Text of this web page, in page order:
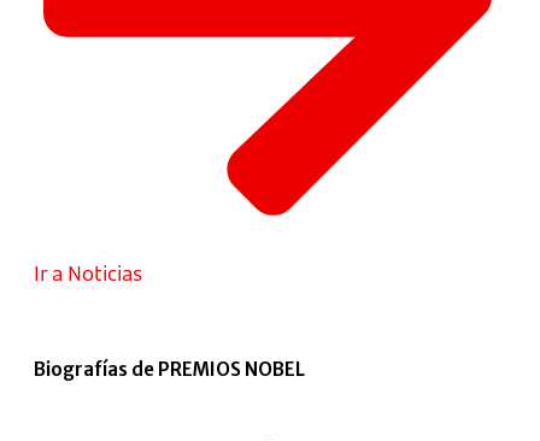
Ir a Noticias
Biografías de PREMIOS NOBEL